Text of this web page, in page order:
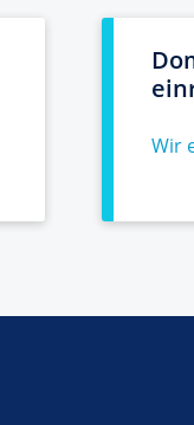
Wir